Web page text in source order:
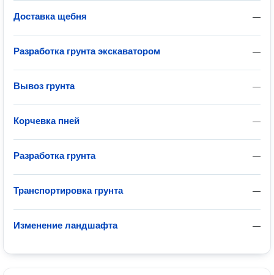
—
Доставка щебня
—
Разработка грунта экскаватором
—
Вывоз грунта
—
Корчевка пней
—
Разработка грунта
—
Транспортировка грунта
—
Изменение ландшафта